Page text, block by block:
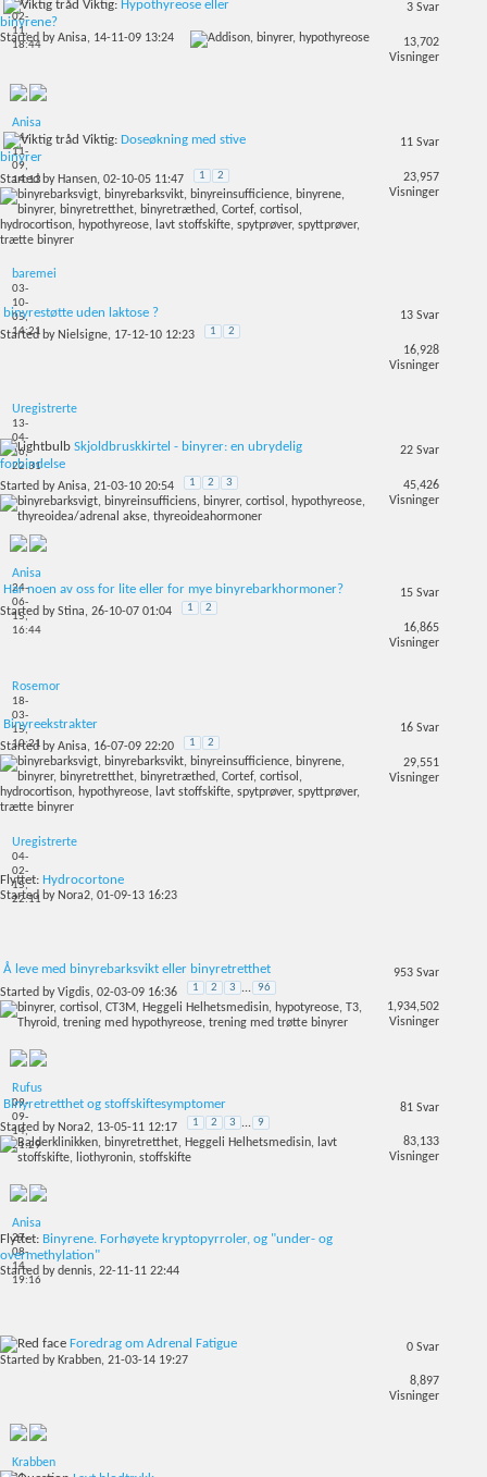
27-
02-
11,
18:44
Viktig: Hypothyreose eller
binyrene?
Started byAnisa, 14-11-09 13:24
3 Svar
13,702
Visninger
Anisa
14-
11-
09,
14:13
Viktig: Doseøkning med stive
binyrer
Started by Hansen, 02-10-05 11:47 1 2
11 Svar
23,957
Visninger
baremei
03-
10-
05,
14:21
binyrestøtte uden laktose ?
Started by Nielsigne, 17-12-10 12:23 1 2
13 Svar
16,928
Visninger
Uregistrerte
13-
04-
16,
22:31
Skjoldbruskkirtel - binyrer: en ubrydelig
forbindelse
Started byAnisa, 21-03-10 20:54 1 2 3
22 Svar
45,426
Visninger
Anisa
24-
06-
15,
16:44
Har noen av oss for lite eller for mye binyrebarkhormoner?
Started byStina, 26-10-07 01:04 1 2
15 Svar
16,865
Visninger
Rosemor
18-
03-
15,
10:21
Binyreekstrakter
Started byAnisa, 16-07-09 22:20 1 2
16 Svar
29,551
Visninger
Uregistrerte
04-
02-
15,
22:11
Flyttet: Hydrocortone
Started by Nora2, 01-09-13 16:23
Å leve med binyrebarksvikt eller binyretretthet
Started byVigdis, 02-03-09 16:36 1 2 3 ... 96
953 Svar
1,934,502
Visninger
Rufus
09-
09-
14,
21:29
Binyretretthet og stoffskiftesymptomer
Started by Nora2, 13-05-11 12:17 1 2 3 ... 9
81 Svar
83,133
Visninger
Anisa
27-
08-
14,
19:16
Flyttet: Binyrene. Forhøyete kryptopyrroler, og "under- og
overmethylation"
Started bydennis, 22-11-11 22:44
Foredrag om Adrenal Fatigue
Started by Krabben, 21-03-14 19:27
0 Svar
8,897
Visninger
Krabben